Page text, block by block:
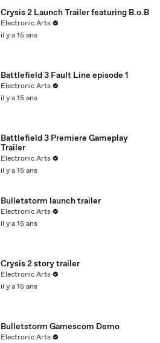
Crysis 2 Launch Trailer featuring B.o.B
Electronic Arts
il y a 15 ans
Battlefield 3 Fault Line episode 1
Electronic Arts
il y a 15 ans
Battlefield 3 Premiere Gameplay
Trailer
Electronic Arts
il y a 15 ans
Bulletstorm launch trailer
Electronic Arts
il y a 15 ans
Crysis 2 story trailer
Electronic Arts
il y a 15 ans
Bulletstorm Gamescom Demo
Electronic Arts